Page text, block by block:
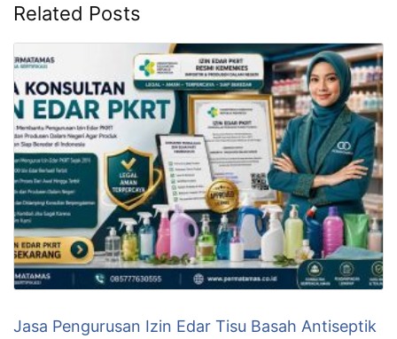
Related Posts
Jasa Pengurusan Izin Edar Tisu Basah Antiseptik